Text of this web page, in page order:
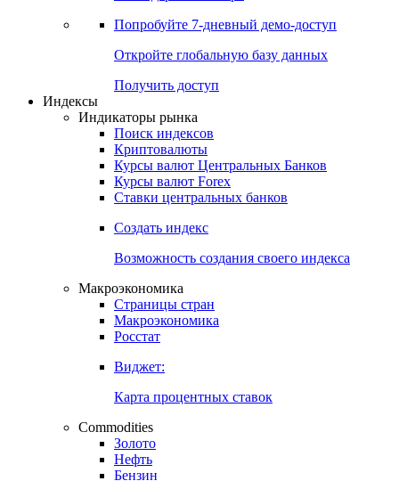
Денежный рынок
Календарь инвестора
Попробуйте7-дневный
Откройте глобальную базу данных
Получить доступ
Индикаторы рынка
Поиск индексов
Курсы валют Центральных Банков
Ставки центральных банков
Создать индекс
Возможность создания своего индекса
Страницы стран
Росстат
Виджет:
Карта процентных ставок